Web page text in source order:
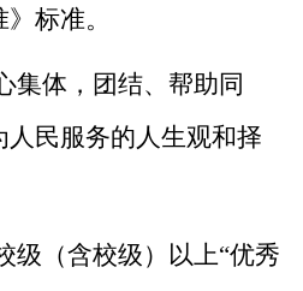
标准。
集体，团结、帮助同
人民服务的人生观和择
级（含校级）以上“优秀